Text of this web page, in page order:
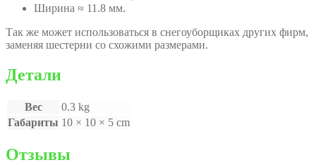
Ширина ≈ 11.8 мм.
Так же может использоваться в снегоуборщиках других фирм,
заменяя шестерни со схожими размерами.
Детали
Вес
0.3 kg
Габариты 10 × 10 × 5 cm
Отзывы